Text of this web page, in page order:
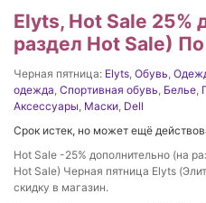
Elyts, Hot Sale 25%
раздел Hot Sale)
Черная пятница: Elyts Обувь
одежда Спортивная обувь Белье
Аксессуары Маски Dell
Срок истек, но может ещё
Hot Sale -25% дополнительно (на
Hot Sale) Черная пятница Elyts
скидку в магазин.